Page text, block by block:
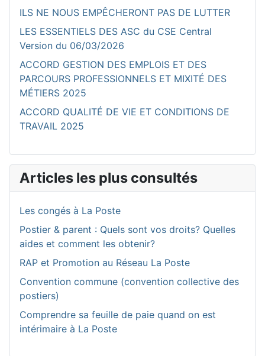
ILS NE NOUS EMPÊCHERONT PAS DE LUTTER
LES ESSENTIELS DES ASC du CSE Central
Version du 06/03/2026
ACCORD GESTION DES EMPLOIS ET DES
PARCOURS PROFESSIONNELS ET MIXITÉ DES
MÉTIERS 2025
ACCORD QUALITÉ DE VIE ET CONDITIONS DE
TRAVAIL 2025
Articles les plus consultés
Les congés à La Poste
Postier & parent : Quels sont vos droits? Quelles
aides et comment les obtenir?
RAP et Promotion au Réseau La Poste
Convention commune (convention collective des
postiers)
Comprendre sa feuille de paie quand on est
intérimaire à La Poste